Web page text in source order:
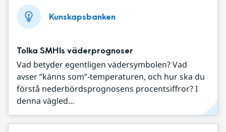
Kunskapsbanken
Tolka SMHIs väderprognoser
Vad betyder egentligen vädersymbolen? Vad
avser ”känns som”-temperaturen, och hur ska du
förstå nederbördsprognosens procentsiffror? I
denna vägled...